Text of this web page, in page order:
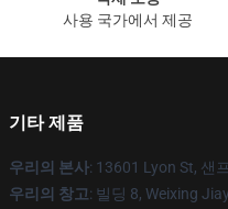
사용 국가에서 제공
기타 제품
우리의 본사: 13601 Lyon St, 샌
우리의 창고: 빌딩 8, Weixing